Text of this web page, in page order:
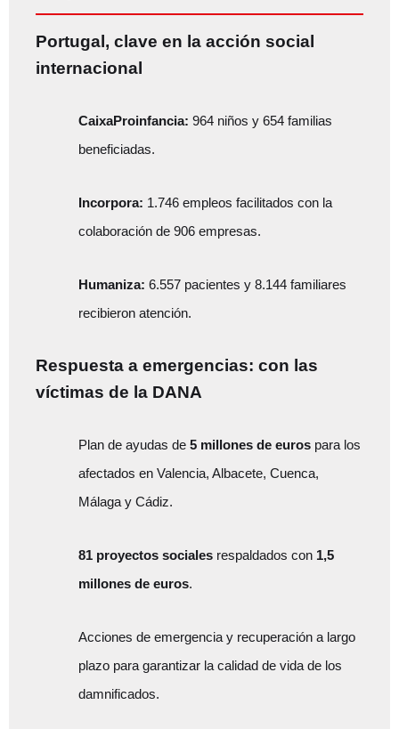
Portugal, clave en la acción social
internacional
CaixaProinfancia: 964 niños y 654 familias
beneficiadas.
Incorpora: 1.746 empleos facilitados con la
colaboración de 906 empresas.
Humaniza: 6.557 pacientes y 8.144 familiares
recibieron atención.
Respuesta a emergencias: con las
víctimas de la DANA
Plan de ayudas de 5 millones de euros para los
afectados en Valencia, Albacete, Cuenca,
Málaga y Cádiz.
81 proyectos sociales respaldados con 1,5
millones de euros.
Acciones de emergencia y recuperación a largo
plazo para garantizar la calidad de vida de los
damnificados.